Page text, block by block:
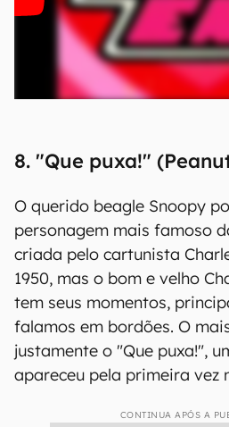
8. "Que puxa!"
O querido beagle Snoopy
personagem mais famoso
criada pelo cartunista
1950, mas o bom e velho
tem seus momentos,
falamos em bordões. O
justamente o "Que puxa!",
apareceu pela primeira vez
CONTINUA APÓS A